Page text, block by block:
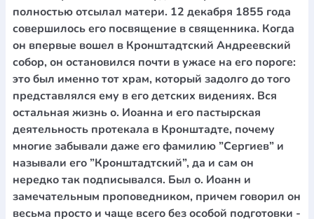
полностью отсылал матери. 12 декабря 1855 года
совершилось его посвящение в священника. Когда
он впервые вошел в Кронштадтский Андреевский
собор, он остановился почти в ужасе на его пороге:
это был именно тот храм, который задолго до того
представлялся ему в его детских видениях. Вся
остальная жизнь о. Иоанна и его пастырская
деятельность протекала в Кронштадте, почему
многие забывали даже его фамилию ”Сергиев” и
называли его ”Кронштадтский”, да и сам он
нередко так подписывался. Был о. Иоанн и
замечательным проповедником, причем говорил он
весьма просто и чаще всего без особой подготовки -